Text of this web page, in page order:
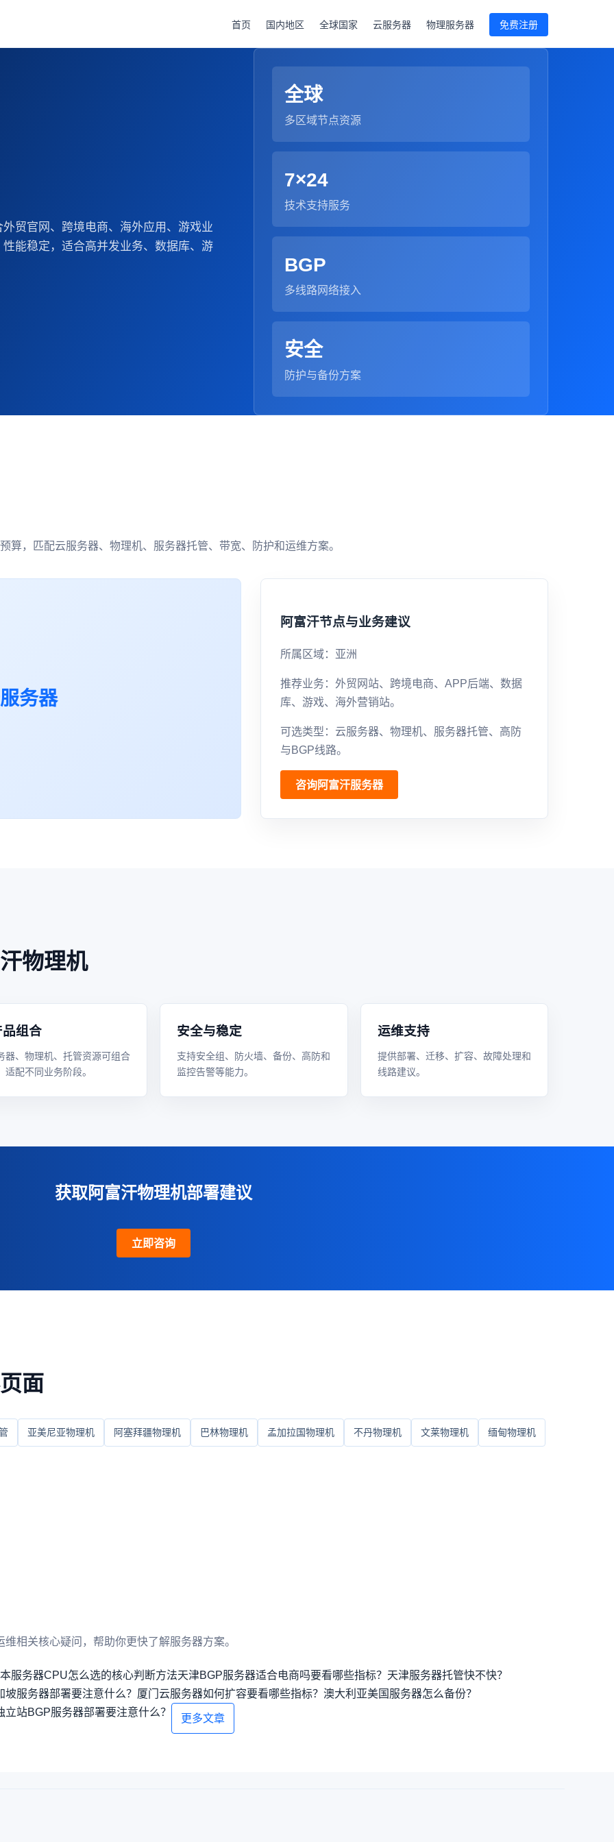
首页 国内地区 全球国家 云服务器 物理服务器 免费注册
贸官网、跨境电商、海外应用、游戏业
能稳定，适合高并发业务、数据库、游
全球
多区域节点资源
7×24
技术支持服务
BGP
多线路网络接入
安全
防护与备份方案
算，匹配云服务器、物理机、服务器托管、带宽、防护和运维方案。
务器
阿富汗节点与业务建议
所属区域：亚洲
推荐业务：外贸网站、跨境电商、APP后端、数据
库、游戏、海外营销站。
可选类型：云服务器、物理机、服务器托管、高防
与BGP线路。
咨询阿富汗服务器
物理机
组合
器、物理机、托管资源可组合
适配不同业务阶段。
安全与稳定
支持安全组、防火墙、备份、高防和
监控告警等能力。
运维支持
提供部署、迁移、扩容、故障处理和
线路建议。
获取阿富汗物理机部署建议
立即咨询
面
亚美尼亚物理机 阿塞拜疆物理机 巴林物理机 孟加拉国物理机 不丹物理机 文莱物理机 缅甸物理机
相关核心疑问，帮助你更快了解服务器方案。
服务器CPU怎么选的核心判断方法天津BGP服务器适合电商吗要看哪些指标？ 天津服务器托管快不快？
服务器部署要注意什么？ 厦门云服务器如何扩容要看哪些指标？ 澳大利亚美国服务器怎么备份？
立站BGP服务器部署要注意什么？
更多文章